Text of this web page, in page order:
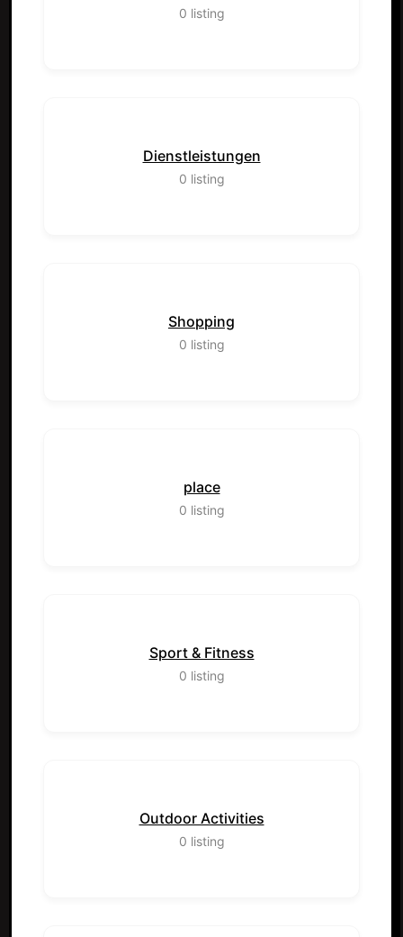
0 listing
Dienstleistungen
0 listing
Shopping
0 listing
place
0 listing
Sport & Fitness
0 listing
Outdoor Activities
0 listing